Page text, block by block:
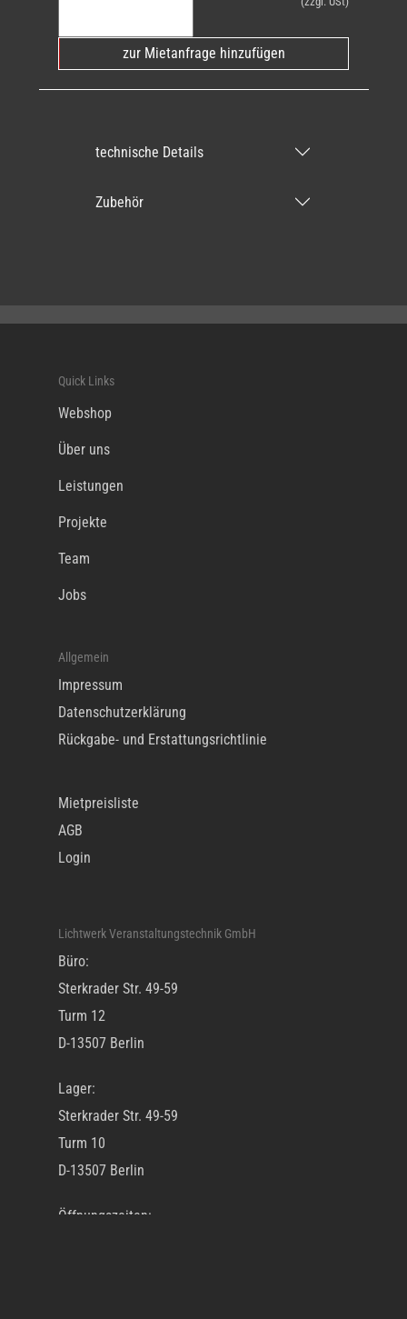
zur Mietanfrage hinzufügen
technische Details
Zubehör
Quick Links
Webshop
Über uns
Leistungen
Projekte
Team
Jobs
Allgemein
Impressum
Datenschutzerklärung
Rückgabe- und Erstattungsrichtlinie
Mietpreisliste
AGB
Login
Lichtwerk Veranstaltungstechnik GmbH
Büro:
Sterkrader Str. 49-59
Turm 12
D-13507 Berlin
Lager:
Sterkrader Str. 49-59
Turm 10
D-13507 Berlin
Öffnungszeiten: